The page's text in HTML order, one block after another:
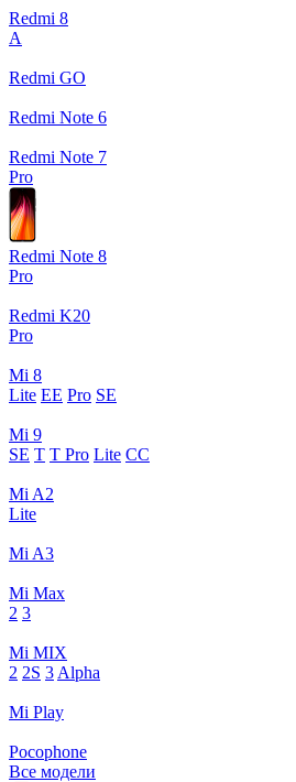
Redmi 8
A
Redmi GO
Redmi Note 6
Redmi Note 7
Pro
Redmi Note 8
Pro
Redmi K20
Pro
Mi 8
Lite EE Pro SE
Mi 9
SE T T Pro Lite CC
Mi A2
Lite
Mi A3
Mi Max
2 3
Mi MIX
2 2S 3 Alpha
Mi Play
Pocophone
Все модели